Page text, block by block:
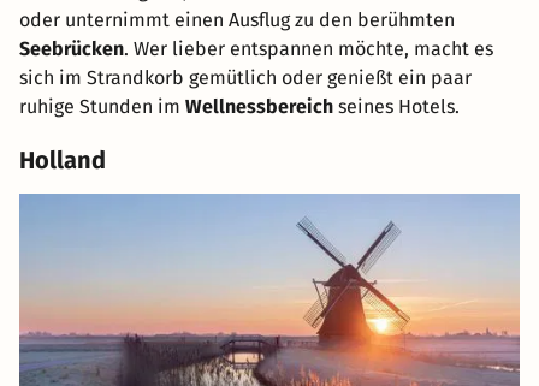
oder unternimmt einen Ausflug zu den berühmten
Seebrücken. Wer lieber entspannen möchte, macht es
sich im Strandkorb gemütlich oder genießt ein paar
ruhige Stunden im Wellnessbereich seines Hotels.
Holland